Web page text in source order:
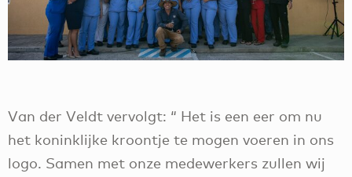
Van der Veldt vervolgt: “ Het is een eer om nu
het koninklijke kroontje te mogen voeren in ons
logo. Samen met onze medewerkers zullen wij